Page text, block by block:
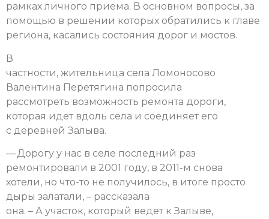
рамках личного приема. В основном вопросы, за
помощью в решении которых обратились к главе
региона, касались состояния дорог и мостов.
В
частности, жительница села Ломоносово
Валентина Перетягина попросила
рассмотреть возможность ремонта дороги,
которая идет вдоль села и соединяет его
с деревней Залыва.
— Дорогу у нас в селе последний раз
ремонтировали в 2001 году, в 2011-м снова
хотели, но что-то не получилось, в итоге просто
дыры залатали, – рассказала
она. – А участок, который ведет к Залыве,